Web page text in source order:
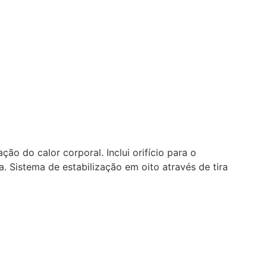
do calor corporal. Inclui orifício para o
Sistema de estabilização em oito através de tira